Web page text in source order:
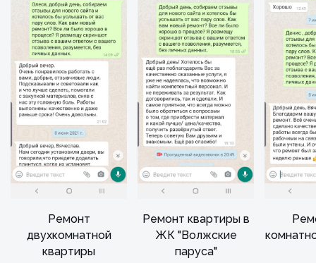
Ремонт
двухкомнатной
квартиры
Ремонт квартиры в
ЖК "Волжские
паруса"